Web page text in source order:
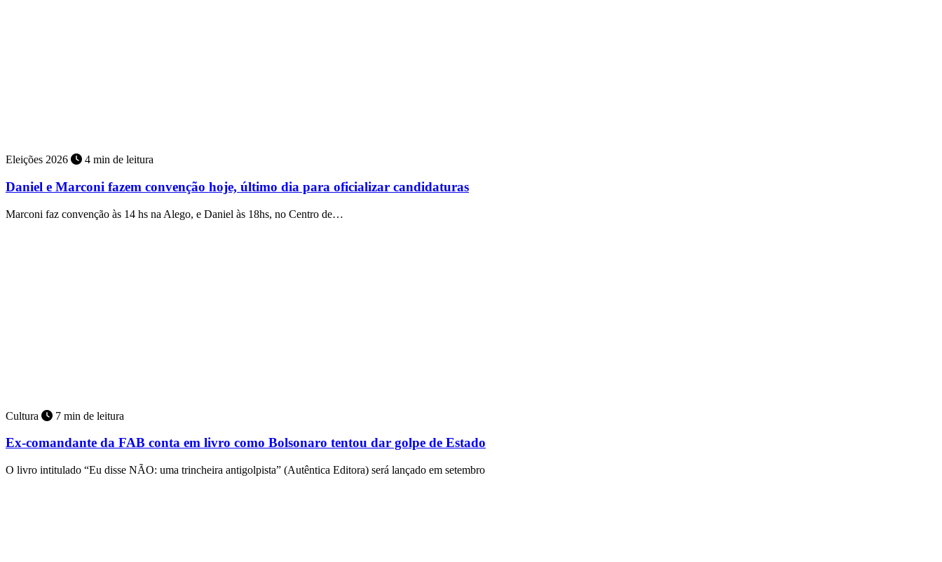
Eleições 2026 4 min de leitura
Daniel e Marconi fazem convenção hoje, último dia para oficializar candidaturas
Marconi faz convenção às 14 hs na Alego, e Daniel às 18hs, no Centro de…
Cultura 7 min de leitura
Ex-comandante da FAB conta em livro como Bolsonaro tentou dar golpe de Estado
O livro intitulado “Eu disse NÃO: uma trincheira antigolpista” (Autêntica Editora) será lançado em setembro